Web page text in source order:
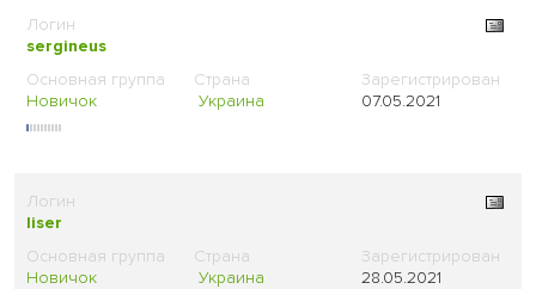
sergineus
Новичок Украина 07.05.2021
liser
Новичок Украина 28.05.2021